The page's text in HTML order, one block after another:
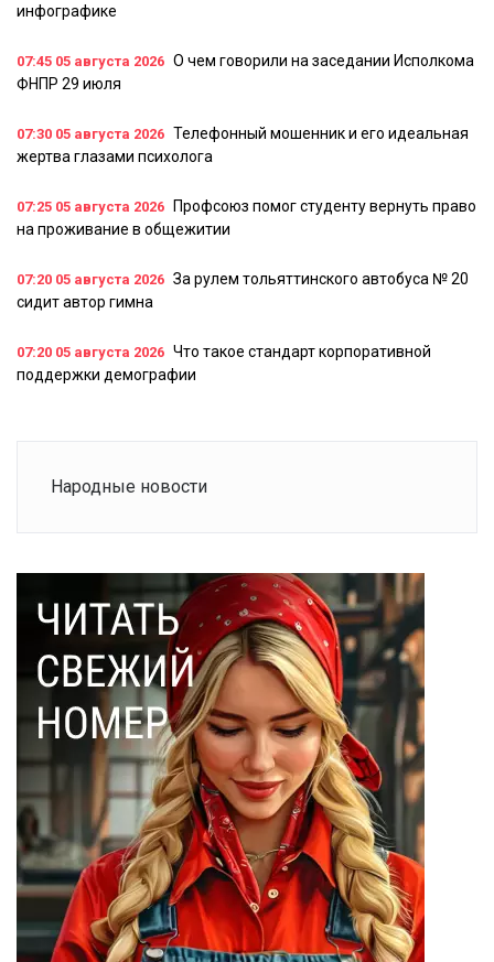
инфографике
07:45 05 августа 2026 О чем говорили на заседании Исполкома
ФНПР 29 июля
07:30 05 августа 2026 Телефонный мошенник и его идеальная
жертва глазами психолога
07:25 05 августа 2026
Профсоюз помог студенту вернуть право
на проживание в общежитии
07:20 05 августа 2026 За рулем тольяттинского автобуса № 20
сидит автор гимна
07:20 05 августа 2026 Что такое стандарт корпоративной
поддержки демографии
Народные новости